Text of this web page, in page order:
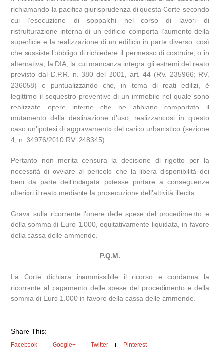
richiamando la pacifica giurisprudenza di questa Corte secondo
cui l’esecuzione di soppalchi nel corso di lavori di
ristrutturazione interna di un edificio comporta l’aumento della
superficie e la realizzazione di un edificio in parte diverso, così
che sussiste l’obbligo di richiedere il permesso di costruire, o in
alternativa, la DIA, la cui mancanza integra gli estremi del reato
previsto dal D.P.R. n. 380 del 2001, art. 44 (RV. 235966; RV.
236058) e puntualizzando che, in tema di reati edilizi, è
legittimo il sequestro preventivo di un immobile nel quale sono
realizzate opere interne che ne abbiano comportato il
mutamento della destinazione d’uso, realizzandosi in questo
caso un’ipotesi di aggravamento del carico urbanistico (sezione
4, n. 34976/2010 RV. 248345).
Pertanto non merita censura la decisione di rigetto per la
necessità di ovviare al pericolo che la libera disponibilità dei
beni da parte dell’indagata potesse portare a conseguenze
ulteriori il reato mediante la prosecuzione dell’attività illecita.
Grava sulla ricorrente l’onere delle spese del procedimento e
della somma di Euro 1.000, equitativamente liquidata, in favore
della cassa delle ammende.
P.Q.M.
La Corte dichiara inammissibile il ricorso e condanna la
ricorrente al pagamento delle spese del procedimento e della
somma di Euro 1.000 in favore della cassa delle ammende.
Share This:
Facebook Google+ Twitter Pinterest